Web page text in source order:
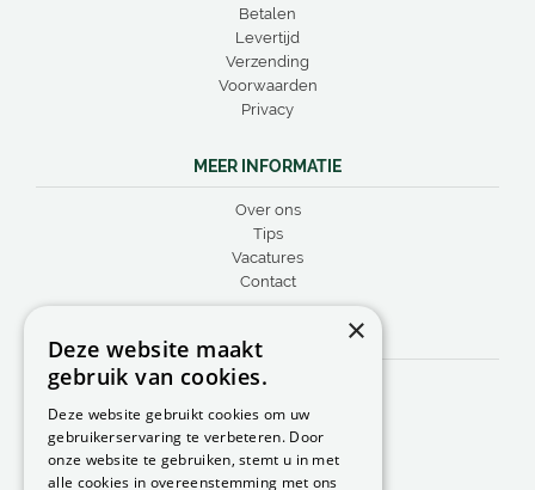
Betalen
Levertijd
Verzending
Voorwaarden
Privacy
MEER INFORMATIE
Over ons
Tips
Vacatures
Contact
CONTACT
Peacock Garden Supports
Industrieweg 22
5688 DP Oirschot
Nederland
×
Deze website maakt
gebruik van cookies.
Deze website gebruikt cookies om uw
gebruikerservaring te verbeteren. Door
onze website te gebruiken, stemt u in met
alle cookies in overeenstemming met ons